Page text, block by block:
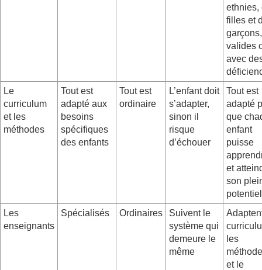
ethnies,
filles et
garçons,
valides
avec
Le
curriculum
et les
méthodes
Tout est
adapté aux
besoins
spécifiques
des enfants
Tout est
ordinaire
L’enfant doit
s’adapter,
sinon il
risque
d’échouer
Tout est
adapté
que
enfant
puisse
et
son
potentiel
Les
enseignants
Spécialisés Ordinaires
Suivent le
système qui
demeure le
même
les
et le